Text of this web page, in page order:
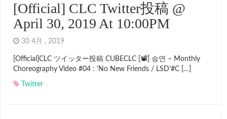
[Official] CLC Twitter投稿 @
April 30, 2019 At 10:00PM
30 4月 , 2019
[Official]CLC ツイッター投稿 CUBECLC [📽] 승연 – Monthly
Choreography Video #04 : 'No New Friends / LSD'#C […]
Twitter